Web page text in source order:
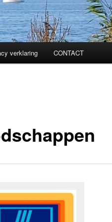
verklaring CONTACT